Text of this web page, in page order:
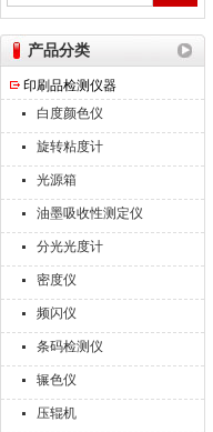
产品分类
印刷品检测仪器
白度颜色仪
旋转粘度计
光源箱
油墨吸收性测定仪
分光光度计
密度仪
频闪仪
条码检测仪
辗色仪
压辊机